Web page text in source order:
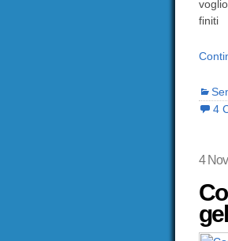
finiti
4
4